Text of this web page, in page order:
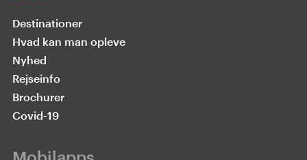
Destinationer
Hvad kan man opleve
Nyhed
Rejseinfo
Brochurer
Covid-19